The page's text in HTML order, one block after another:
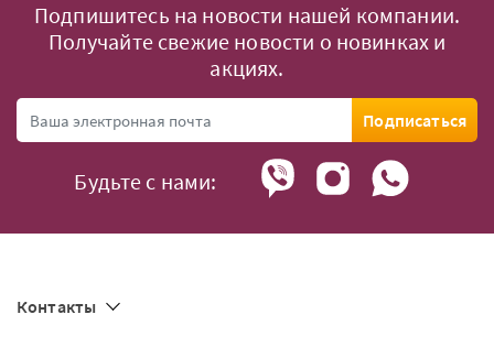
Подпишитесь на новости нашей компании.
Получайте свежие новости о новинках и
акциях.
Подписаться
Будьте с нами:
Контакты